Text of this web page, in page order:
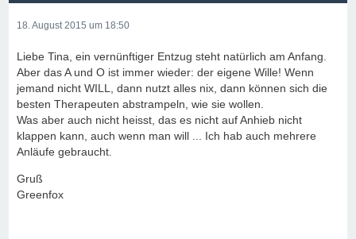
18. August 2015 um 18:50
Liebe Tina, ein vernünftiger Entzug steht natürlich am Anfang.
Aber das A und O ist immer wieder: der eigene Wille! Wenn
jemand nicht WILL, dann nutzt alles nix, dann können sich die
besten Therapeuten abstrampeln, wie sie wollen.
Was aber auch nicht heisst, das es nicht auf Anhieb nicht
klappen kann, auch wenn man will ... Ich hab auch mehrere
Anläufe gebraucht.
Gruß
Greenfox